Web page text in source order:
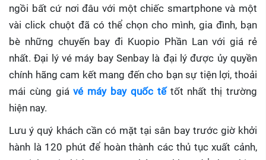
ngồi bất cứ nơi đâu với một chiếc smartphone và một
vài click chuột đã có thể chọn cho mình, gia đình, bạn
bè những chuyến bay đi Kuopio Phần Lan với giá rẻ
nhất. Đại lý vé máy bay Senbay là đại lý được ủy quyền
chính hãng cam kết mang đến cho bạn sự tiện lợi, thoải
mái cùng giávé máy bay quốc tế tốt nhất thị trường
hiện nay.
Lưu ý quý khách cần có mặt tại sân bay trước giờ khởi
hành là 120 phút để hoàn thành các thủ tục xuất cảnh,